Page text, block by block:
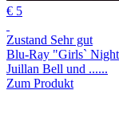
€ 5
Zustand Sehr gut
Blu-Ray "Girls`
Juillan Bell und ......
Zum Produkt